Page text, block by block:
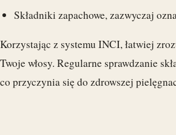
Składniki zapachowe, zazwyczaj
Korzystając z systemu INCI, łatwiej
Twoje włosy. Regularne sprawdzanie
co przyczynia się do zdrowszej